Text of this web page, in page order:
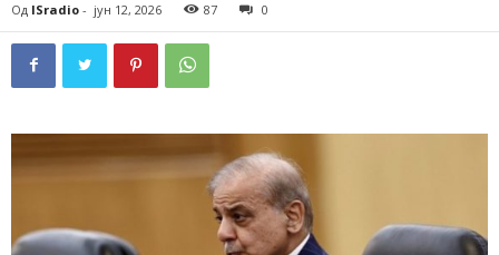
Од ISradio - јун 12, 2026 87 0